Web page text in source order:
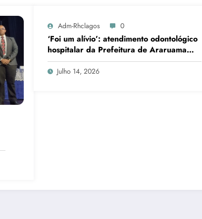
Adm-Rhclagos 0
‘Foi um alívio’: atendimento odontológico
hospitalar da Prefeitura de Araruama
transforma rotina de famílias atípicas
Julho 14, 2026